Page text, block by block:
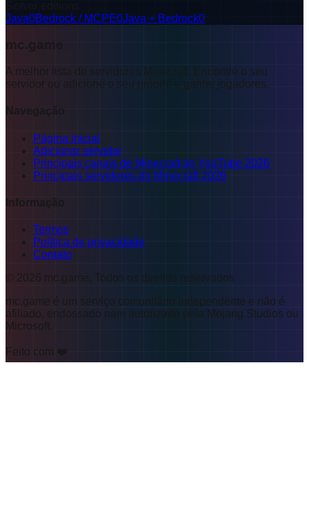
Java0Bedrock / MCPE0Java + Bedrock0
mc.game
A melhor lista de servidores Minecraft. Encontre o seu
servidor ou adicione o seu próprio e ganhe jogadores.
Navegação
Página inicial
Adicionar servidor
Principais canais de Minecraft do YouTube 2026
Principais servidores do Minecraft 2026
Informação
Termos
Política de privacidade
Contato
© 2026 mc.game
Todos os direitos reservados
mc.game é um serviço comunitário independente e não é
afiliado, endossado nem autorizado pela Mojang Studios ou
Microsoft.
Feito com ❤️